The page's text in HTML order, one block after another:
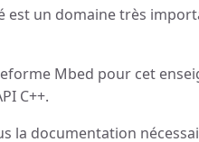
est un domaine très
Mbed pour cet
C++.
la documentation